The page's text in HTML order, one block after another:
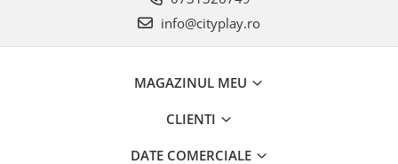
info@cityplay.ro
MAGAZINUL MEU
CLIENTI
DATE COMERCIALE